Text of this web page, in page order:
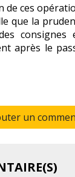
de ces
que la
consignes
après le
un